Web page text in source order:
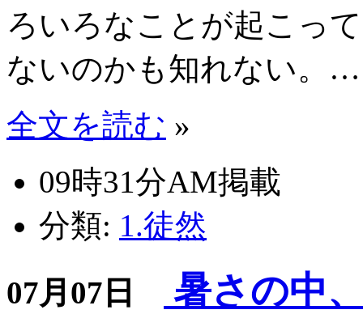
ろいろなことが起こっ
ないのかも知れない。
全文を読む »
09時31分AM掲載
分類: 1.徒然
07月07日
暑さの中